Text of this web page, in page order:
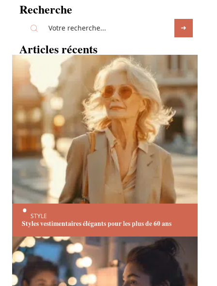
Recherche
Articles récents
STYLE
Styles vestimentaires élégants pour les plus de 60 ans